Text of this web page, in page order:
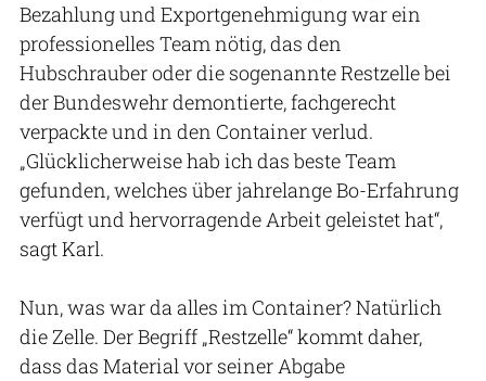
Bezahlung und Exportgenehmigung war ein
professionelles Team nötig, das den
Hubschrauber oder die sogenannte Restzelle bei
der Bundeswehr demontierte, fachgerecht
verpackte und in den Container verlud.
„Glücklicherweise hab ich das beste Team
gefunden, welches über jahrelange Bo-Erfahrung
verfügt und hervorragende Arbeit geleistet hat“,
sagt Karl.
Nun, was war da alles im Container? Natürlich
die Zelle. Der Begriff „Restzelle“ kommt daher,
dass das Material vor seiner Abgabe